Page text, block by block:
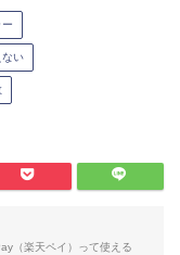
い
（楽天ペイ）って使える